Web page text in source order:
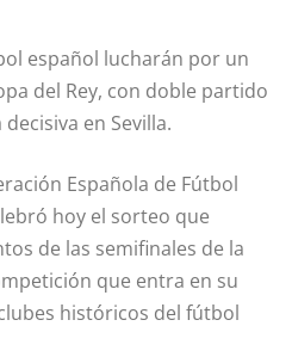
español lucharán por un
del Rey, con doble partido
en Sevilla.
Española de Fútbol
hoy el sorteo que
de las semifinales de la
que entra en su
históricos del fútbol